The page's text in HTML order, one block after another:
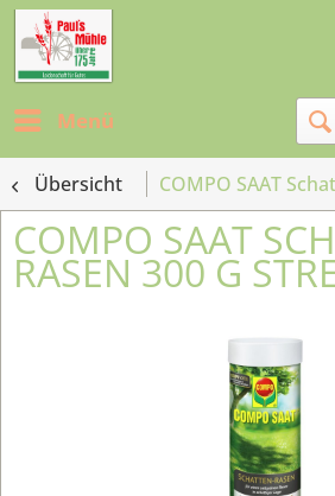
Menü
Übersicht COMPO SAAT
COMPO SAAT
RASEN 300 G